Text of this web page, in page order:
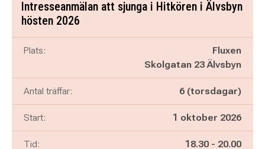
Intresseanmälan att sjunga i Hitkören i Älvsbyn
hösten 2026
Plats:
Fluxen
Skolgatan 23 Älvsbyn
Antal träffar: 6 (torsdagar)
Start: 1 oktober 2026
Tid: Pågår mellan
18.30 - och
20.00